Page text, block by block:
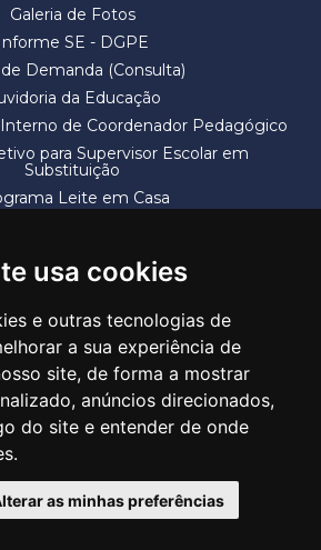
usa cookies
e outras tecnologias de
a sua experiência de
site, de forma a mostrar
anúncios direcionados,
do site e entender de onde
as minhas preferências
Galeria de Fotos
Informe SE - DGPE
de Demanda (Consulta)
da Educação
de Coordenador Pedagógico
para Supervisor Escolar em
Substituição
Leite em Casa
DE EDUCAÇÃO
- Macedo - Guarulhos/SP CEP 07113-040
*55 11 2475-7300